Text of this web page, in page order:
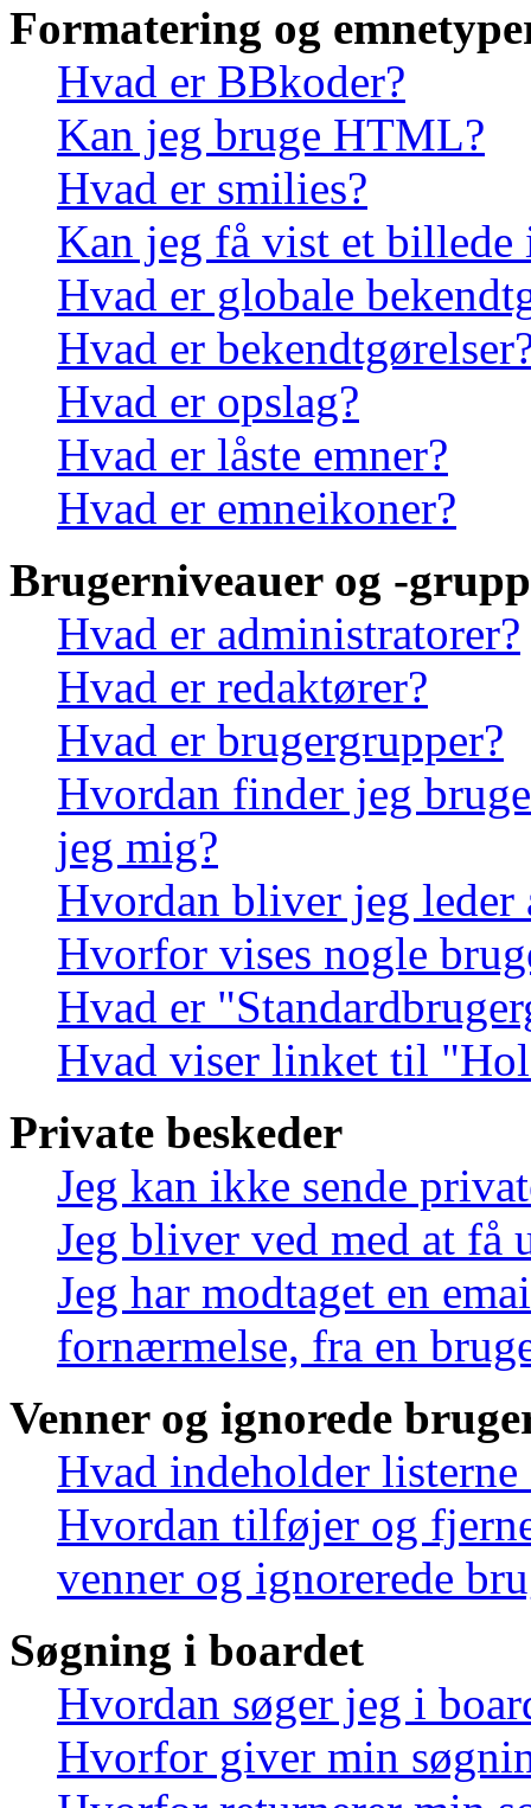
Formatering og
Hvad er BBkoder?
Kan jeg bruge HTML?
Hvad er smilies?
Kan jeg få vist et
Hvad er globale
Hvad er
Hvad er opslag?
Hvad er låste emner?
Hvad er emneikoner?
Brugerniveauer og -
Hvad er administratorer?
Hvad er redaktører?
Hvad er brugergrupper?
Hvordan finder jeg
jeg mig?
Hvordan bliver jeg leder
Hvorfor vises nogle
Hvad er
Hvad viser linket til
Private beskeder
Jeg kan ikke sende
Jeg bliver ved med at få
Jeg har modtaget en
fornærmelse, fra en
Venner og ignorede
Hvad indeholder
Hvordan tilføjer og
venner og ignorerede
Søgning i boardet
Hvordan søger jeg i
Hvorfor giver min